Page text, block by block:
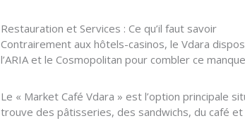
Restauration et Services : Ce qu’il faut savoir
Contrairement aux hôtels-casinos, le Vdara
l’ARIA et le Cosmopolitan pour combler ce
Le « Market Café Vdara » est l’option principale
trouve des pâtisseries, des sandwichs, du café